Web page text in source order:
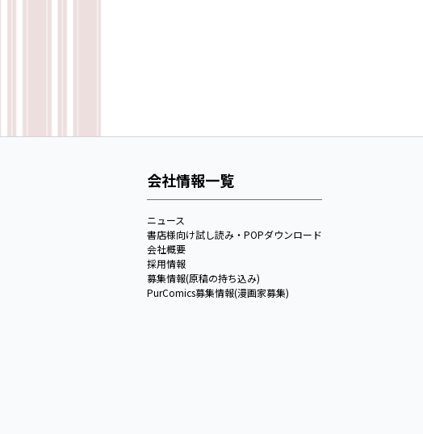
会社情報一覧
ニュース
書店様向け試し読み・POPダウンロード
会社概要
採用情報
募集情報(原稿の持ち込み)
PurComics募集情報(漫画家募集)